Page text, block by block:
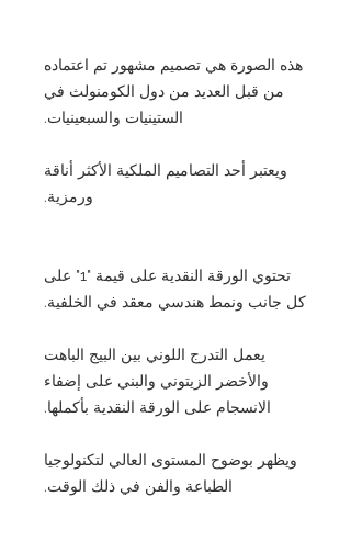
هذه الصورة هي تصميم مشهور تم اعتماده
من قبل العديد من دول الكومنولث في
الستينيات والسبعينيات.
ويعتبر أحد التصاميم الملكية الأكثر أناقة
ورمزية.
تحتوي الورقة النقدية على قيمة "1" على
كل جانب ونمط هندسي معقد في الخلفية.
يعمل التدرج اللوني بين البيج الباهت
والأخضر الزيتوني والبني على إضفاء
الانسجام على الورقة النقدية بأكملها.
ويظهر بوضوح المستوى العالي لتكنولوجيا
الطباعة والفن في ذلك الوقت.